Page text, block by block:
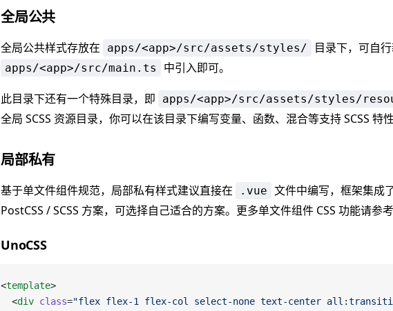
全局公共
全局公共样式存放在 apps/<app>/src/assets/styles/ 目录下，可自
apps/<app>/src/main.ts 中引入即可。
此目录下还有一个特殊目录，即 apps/<app>/src/assets/styles/
全局 SCSS 资源目录，你可以在该目录下编写变量、函数、混合等支持 SCSS 特
局部私有
基于单文件组件规范，局部私有样式建议直接在 .vue 文件中编写，框架集成
PostCSS / SCSS 方案，可选择自己适合的方案。更多单文件组件 CSS 功能请参考
UnoCSS
<template>
  <
div class="flex flex-1 flex-col select-none text-center